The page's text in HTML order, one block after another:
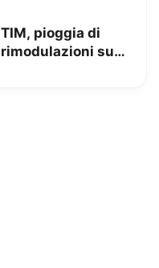
TIM, pioggia di
rimodulazioni su